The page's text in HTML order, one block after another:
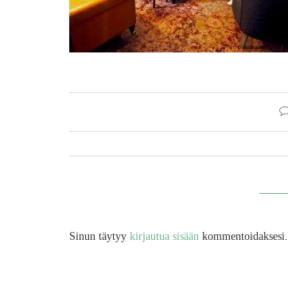
Sinun täytyy kirjautua sisään kommentoidaksesi.